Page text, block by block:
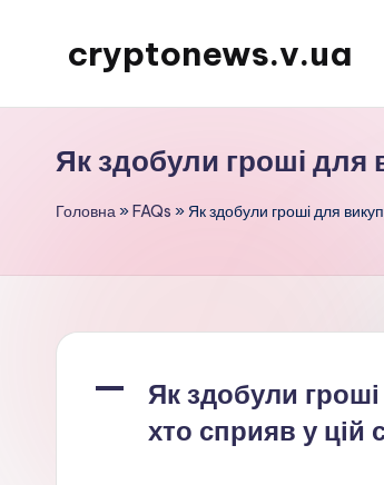
Перейтиcryptonews.v.ua
криптовалют,
Як здобули гроші для
Головна»FAQs »Як здобули гроші для
A
Як здобули
хто сприяв у цій